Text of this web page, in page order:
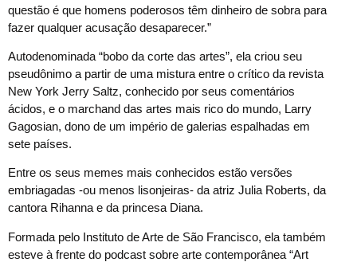
questão é que homens poderosos têm dinheiro de sobra para
fazer qualquer acusação desaparecer.”
Autodenominada “bobo da corte das artes”, ela criou seu
pseudônimo a partir de uma mistura entre o crítico da revista
New York Jerry Saltz, conhecido por seus comentários
ácidos, e o marchand das artes mais rico do mundo, Larry
Gagosian, dono de um império de galerias espalhadas em
sete países.
Entre os seus memes mais conhecidos estão versões
embriagadas -ou menos lisonjeiras- da atriz Julia Roberts, da
cantora Rihanna e da princesa Diana.
Formada pelo Instituto de Arte de São Francisco, ela também
esteve à frente do podcast sobre arte contemporânea “Art